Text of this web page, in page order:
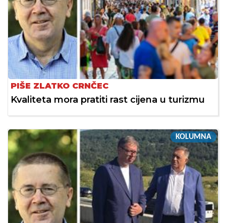
PIŠE ZLATKO CRNČEC
Kvaliteta mora pratiti rast cijena u turizmu
KOLUMNA